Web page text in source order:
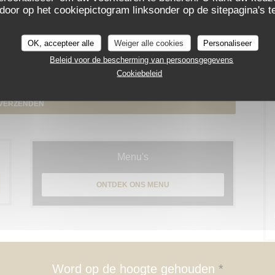
op het cookiepictogram linksonder op de sitepagina's
OK, accepteer alle Weiger alle cookies
Personaliseer
Beleid voor de bescherming van persoonsgegevens
Cookiebeleid
voor telefonische marketing via het Bel-me-niet Register:
Menu's
ONTDEK ONS MENU
Word op de hoogte gehouden *